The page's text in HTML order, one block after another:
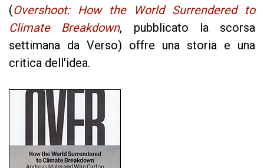
(Overshoot: How the World Surrendered to
Climate Breakdown, pubblicato la scorsa
settimana da Verso) offre una storia e una
critica dell'idea.